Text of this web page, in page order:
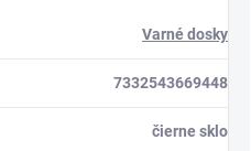
Varné dosky
7332543669448
čierne sklo